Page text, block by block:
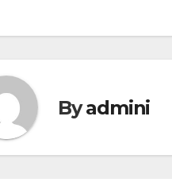
Byadmini